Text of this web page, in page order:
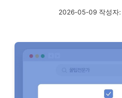
2026-05-09 작성자: